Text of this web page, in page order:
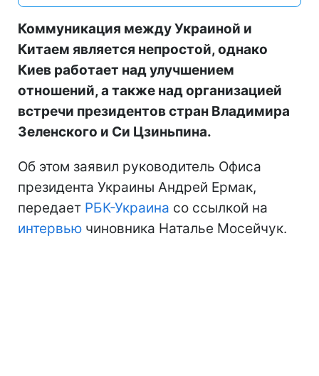
Коммуникация между Украиной и
Китаем является непростой, однако
Киев работает над улучшением
отношений, а также над организацией
встречи президентов стран Владимира
Зеленского и Си Цзиньпина.
Об этом заявил руководитель Офиса
президента Украины Андрей Ермак,
передает РБК-Украина со ссылкой на
интервью чиновника Наталье Мосейчук.